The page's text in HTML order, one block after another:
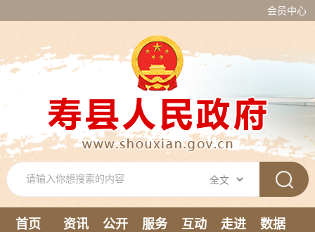
会员中心
首页 资讯 公开 服务 互动 走进
数据